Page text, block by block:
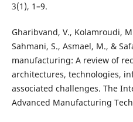
3(1), 1–9.
Gharibvand, V., Kolamroudi,
Sahmani, S., Asmael, M., &
manufacturing: A review of
architectures, technologies,
associated challenges. The
Advanced Manufacturing